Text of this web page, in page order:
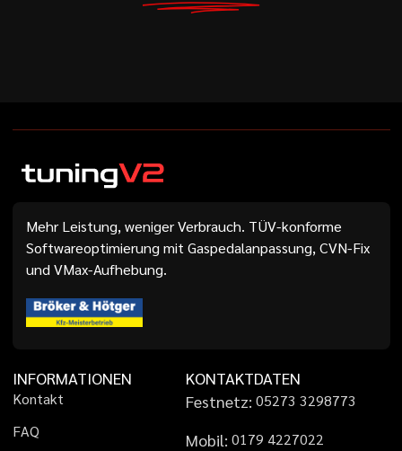
Mehr Leistung, weniger Verbrauch. TÜV-konforme
Softwareoptimierung mit Gaspedalanpassung, CVN-Fix
und VMax-Aufhebung.
INFORMATIONEN
Kontakt
FAQ
KONTAKTDATEN
Festnetz: 05273 3298773
Mobil: 01 79 4227022